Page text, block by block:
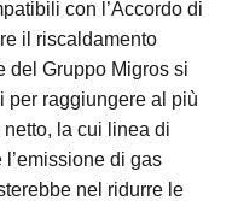
con l’Accordo di
il riscaldamento
del Gruppo Migros si
per raggiungere al più
la cui linea di
di gas
nel ridurre le